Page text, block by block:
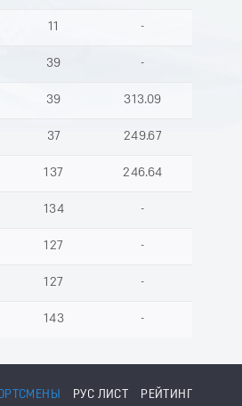
11 -
39 -
39 313.09
37 249.67
137 246.64
134 -
127 -
127 -
143 -
РУС ЛИСТ РЕЙТИНГ